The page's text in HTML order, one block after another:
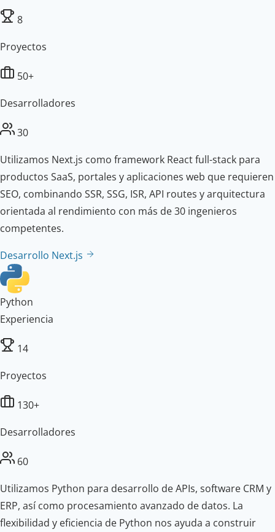
8
Proyectos
50+
Desarrolladores
30
Utilizamos Next.js como framework React full-stack para
productos SaaS, portales y aplicaciones web que requieren
SEO, combinando SSR, SSG, ISR, API routes y arquitectura
orientada al rendimiento con más de 30 ingenieros
competentes.
Desarrollo Next.js
Python
Experiencia
14
Proyectos
130+
Desarrolladores
60
Utilizamos Python para desarrollo de APIs, software CRM y
ERP, así como procesamiento avanzado de datos. La
flexibilidad y eficiencia de Python nos ayuda a construir